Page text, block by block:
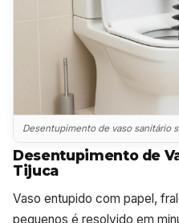
Desentupimento de vaso sanitário
Desentupimento de
Tijuca
Vaso entupido com papel,
pequenos é resolvido em